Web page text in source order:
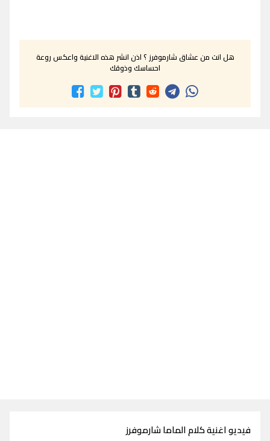
هل انت من عشاق شارموفرز ؟ اذن انشر هذه الاغنية واعكس روعة
احساسك وذوقك
فيديو اغنية كلام الماما شارموفرز